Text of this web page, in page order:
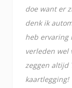
doe want er
denk ik
heb ervaring
verleden wel
zeggen altijd
kaartlegging!